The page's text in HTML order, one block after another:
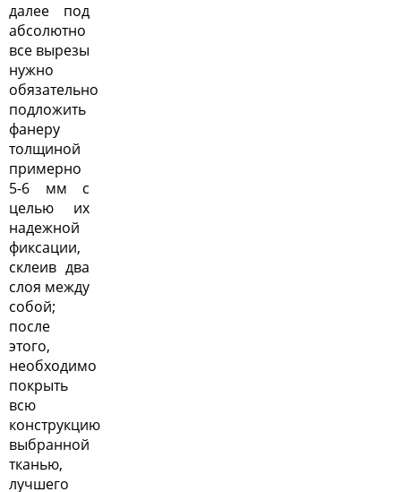
далее под
абсолютно
все вырезы
нужно
обязательно
подложить
фанеру
толщиной
примерно
5-6 мм с
целью их
надежной
фиксации,
склеив два
слоя между
собой;
после
этого,
необходимо
покрыть
всю
конструкцию
выбранной
тканью,
лучшего